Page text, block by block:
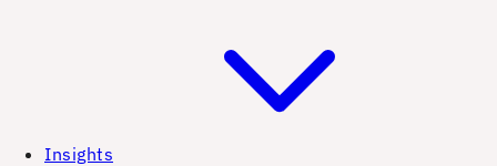
Insights